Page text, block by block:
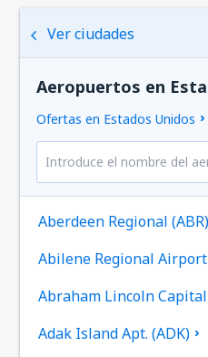
Ver ciudades
Aeropuertos en
Ofertas en Estados Unidos
Aberdeen Regional (ABR)
Abilene Regional
Abraham Lincoln Capital
Adak Island Apt. (ADK)